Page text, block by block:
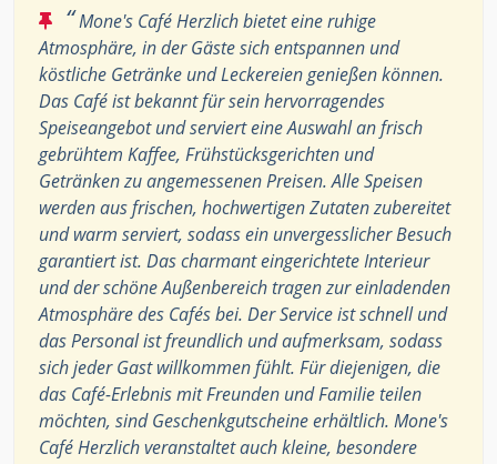
“Mone's Café Herzlich bietet eine ruhige
Atmosphäre, in der Gäste sich entspannen und
köstliche Getränke und Leckereien genießen können.
Das Café ist bekannt für sein hervorragendes
Speiseangebot und serviert eine Auswahl an frisch
gebrühtem Kaffee, Frühstücksgerichten und
Getränken zu angemessenen Preisen. Alle Speisen
werden aus frischen, hochwertigen Zutaten zubereitet
und warm serviert, sodass ein unvergesslicher Besuch
garantiert ist. Das charmant eingerichtete Interieur
und der schöne Außenbereich tragen zur einladenden
Atmosphäre des Cafés bei. Der Service ist schnell und
das Personal ist freundlich und aufmerksam, sodass
sich jeder Gast willkommen fühlt. Für diejenigen, die
das Café-Erlebnis mit Freunden und Familie teilen
möchten, sind Geschenkgutscheine erhältlich. Mone's
Café Herzlich veranstaltet auch kleine, besondere